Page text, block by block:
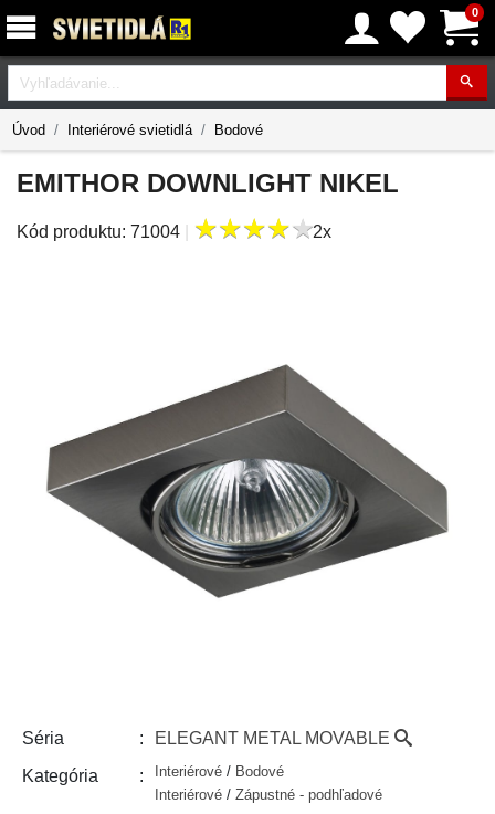
0
Vyhľadávanie
Úvod Interiérové svietidlá Bodové
EMITHOR DOWNLIGHT NIKEL
Kód produktu: 71004 ★★★★★
★★★★★2x
Séria ELEGANT METAL MOVABLE
Kategória Interiérové / Bodové
Interiérové / Zápustné - podhľadové